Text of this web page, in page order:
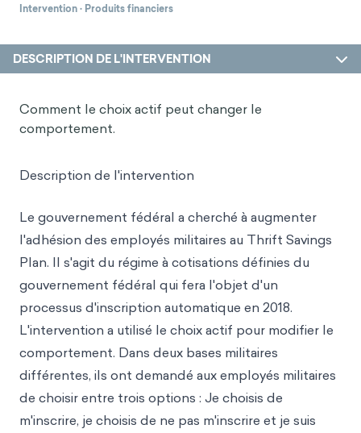
Intervention· Produits financiers
DESCRIPTION DE L'INTERVENTION
Comment le choix actif peut changer le
comportement.
Description de l'intervention
Le gouvernement fédéral a cherché à augmenter
l'adhésion des employés militaires au Thrift Savings
Plan. Il s'agit du régime à cotisations définies du
gouvernement fédéral qui fera l'objet d'un
processus d'inscription automatique en 2018.
L'intervention a utilisé le choix actif pour modifier le
comportement. Dans deux bases militaires
différentes, ils ont demandé aux employés militaires
de choisir entre trois options : Je choisis de
m'inscrire, je choisis de ne pas m'inscrire et je suis